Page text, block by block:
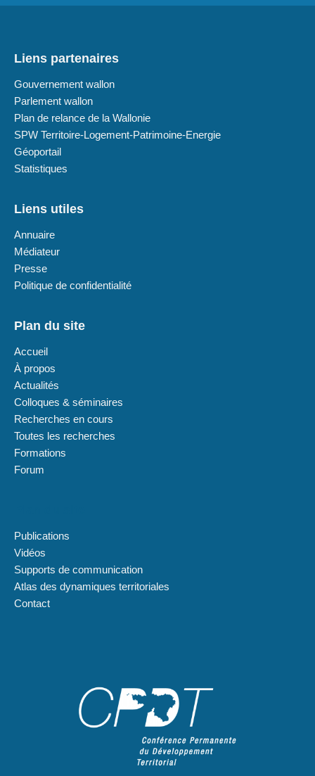
Liens partenaires
Gouvernement wallon
Parlement wallon
Plan de relance de la Wallonie
SPW Territoire-Logement-Patrimoine-Energie
Géoportail
Statistiques
Liens utiles
Annuaire
Médiateur
Presse
Politique de confidentialité
Plan du site
Accueil
À propos
Actualités
Colloques & séminaires
Recherches en cours
Toutes les recherches
Formations
Forum
Publications
Vidéos
Supports de communication
Atlas des dynamiques territoriales
Contact